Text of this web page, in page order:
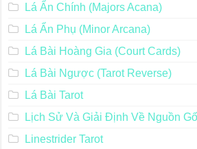
Lá Ẩn Chính (Majors Acana)
Lá Ẩn Phụ (Minor Arcana)
Lá Bài Hoàng Gia (Court Cards)
Lá Bài Ngược (Tarot Reverse)
Lá Bài Tarot
Lịch Sử Và Giải Định Về Nguồn
Linestrider Tarot